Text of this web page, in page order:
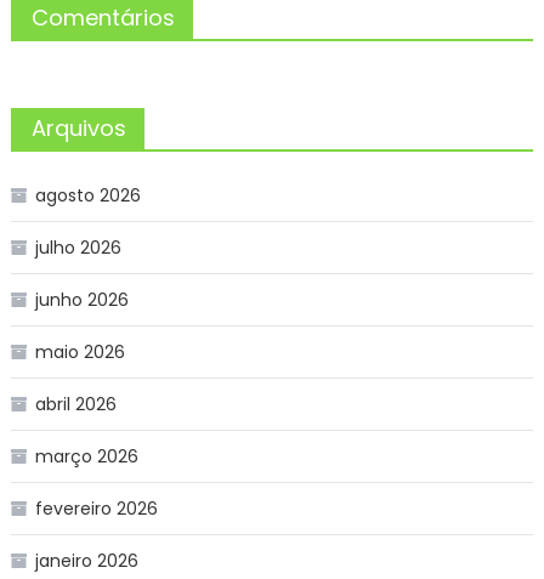
Comentários
Arquivos
agosto 2026
julho 2026
junho 2026
maio 2026
abril 2026
março 2026
fevereiro 2026
janeiro 2026